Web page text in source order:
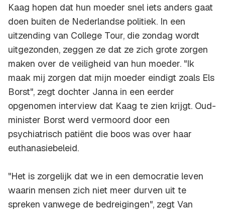
Kaag hopen dat hun moeder snel iets anders gaat
doen buiten de Nederlandse politiek. In een
uitzending van College Tour, die zondag wordt
uitgezonden, zeggen ze dat ze zich grote zorgen
maken over de veiligheid van hun moeder. "Ik
maak mij zorgen dat mijn moeder eindigt zoals Els
Borst", zegt dochter Janna in een eerder
opgenomen interview dat Kaag te zien krijgt. Oud-
minister Borst werd vermoord door een
psychiatrisch patiënt die boos was over haar
euthanasiebeleid.
"Het is zorgelijk dat we in een democratie leven
waarin mensen zich niet meer durven uit te
spreken vanwege de bedreigingen", zegt Van